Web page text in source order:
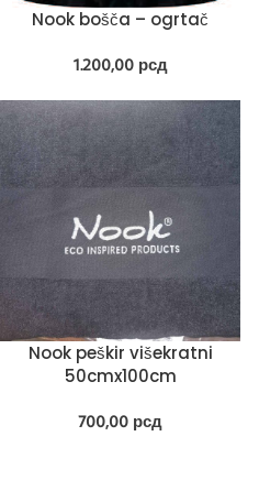
Nook bošča – ogrtač
1.200,00 рсд
Nook peškir višekratni
50cmx100cm
700,00 рсд